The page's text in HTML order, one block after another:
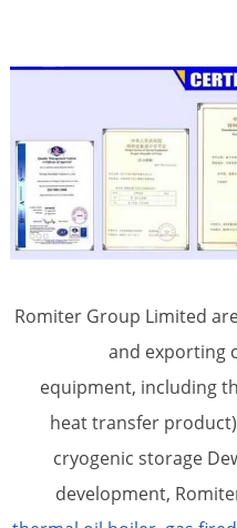
Romiter Group Limited
and exporting
equipment, including
heat transfer
cryogenic storage
development,